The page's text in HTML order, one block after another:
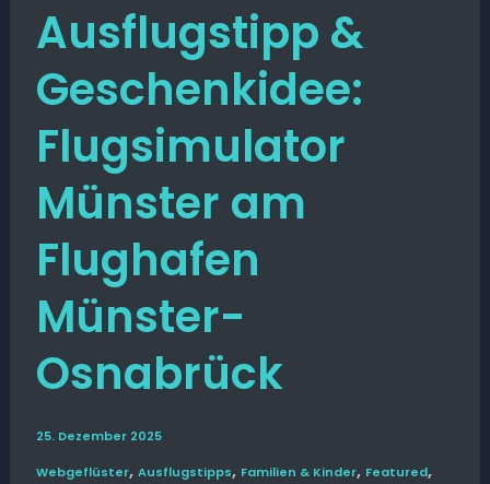
Ausflugstipp &
Geschenkidee:
Flugsimulator
Münster am
Flughafen
Münster-
Osnabrück
25. Dezember 2025
Web­­geflüster, Ausflugs­­tipps, Familien & Kinder, Featured,